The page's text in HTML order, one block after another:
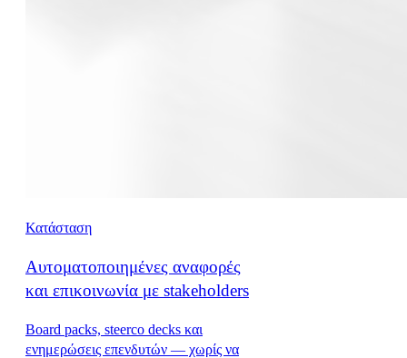
Κατάσταση
Αυτοματοποιημένες αναφορές
και επικοινωνία με stakeholders
Board packs, steerco decks και
ενημερώσεις επενδυτών — χωρίς να